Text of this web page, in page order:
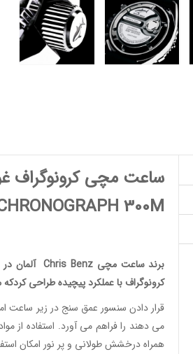
ساعت مچی کرونوگراف
300M
برند ساعت مچی Chris Benzآلمان در
کرونوگرافبا عملکرد پیچیده طراحی
قرار دادن سنسور عمق سنج در زیر ساعت
می دهند را فراهم می آورد. استفاده
همراه درخشش طولانی و پر نور امکان